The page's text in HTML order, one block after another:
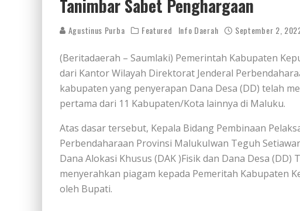
Tanimbar Sabet Penghargaan
Agustinus Purba Featured Info Daerah September 2,
(Beritadaerah – Saumlaki) Pemerintah Kabupaten
dari Kantor Wilayah Direktorat Jenderal
kabupaten yang penyerapan Dana Desa (DD) telah
pertama dari 11 Kabupaten/Kota lainnya di Maluku.
Atas dasar tersebut, Kepala Bidang Pembinaan
Perbendaharaan Provinsi MalukuIwan Teguh
Dana Alokasi Khusus (DAK )Fisik dan Dana Desa
menyerahkan piagam kepada Pemeritah Kabupaten
oleh Bupati.